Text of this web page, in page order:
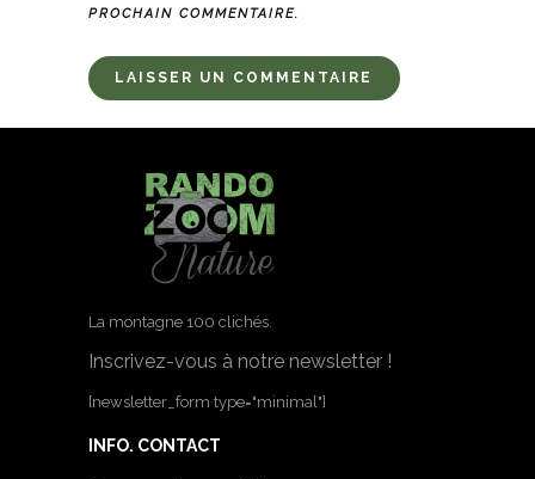
PROCHAIN COMMENTAIRE.
La montagne 100 clichés.
Inscrivez-vous à notre newsletter !
[newsletter_form type="minimal"]
INFO. CONTACT